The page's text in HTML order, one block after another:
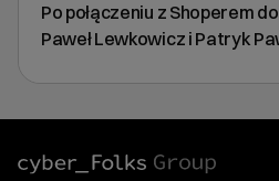
Po połączeniu z Shoperem
Paweł Lewkowicz i Patryk